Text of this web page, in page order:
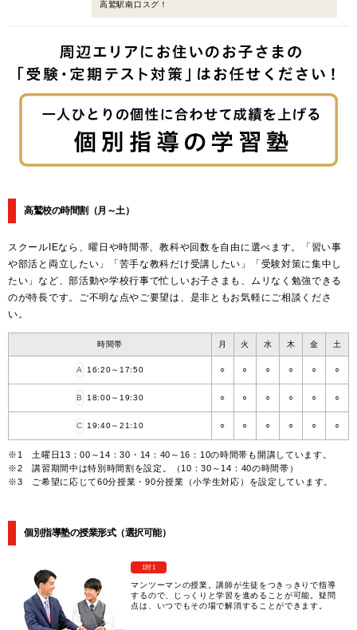
高鷲駅南口スグ！
高鷲校の時間割 （月～土）
スクールIEなら、曜日や時間帯、教科や回数を自由に選べます。「習い事
や部活と両立したい」「苦手な教科だけ受講したい」「受験対策に集中し
たい」など、部活動や学校行事で忙しいお子さまも、ムリなく勉強できる
のが特長です。ご不明な点やご要望は、是非ともお気軽にご相談くださ
い。
時間帯 月 火 水 木 金 土
A 16:20～17:50 ○ ○ ○ ○ ○ ○
B 18:00～19:30 ○ ○ ○ ○ ○ ○
C 19:40～21:10 ○ ○ ○ ○ ○ ○
※1 土曜日13：00～14：30・14：40～16：10の時間帯も開講しています。
※2 講習期間中は特別時間割を設定。（10：30～14：40の時間帯）
※3 ご希望に応じて60分授業・90分授業（小学生対応）を設定しています。
個別指導塾の授業形式（選択可能）
1対1
マンツーマンの授業。講師が生徒をつきっきりで指導
するので、じっくりと学習を進めることが可能。疑問
点は、いつでもその場で解消することができます。